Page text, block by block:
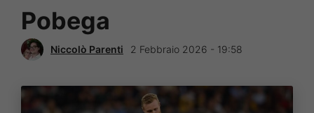
Pobega
Niccolò Parenti 2 Febbraio 2026 - 19:58